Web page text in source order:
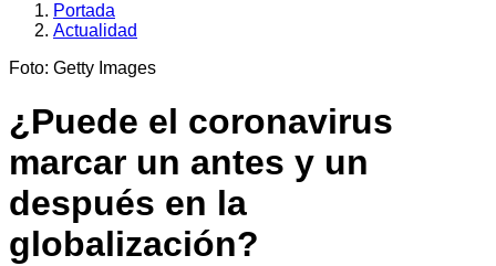
Portada
Actualidad
Foto: Getty Images
¿Puede el coronavirus
marcar un antes y un
después en la
globalización?